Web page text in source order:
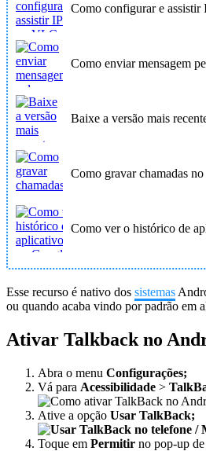
Como configurar e
Como enviar mensagem
Baixe a versão mais
Como gravar chamadas
Como ver o histórico de
Esse recurso é nativo dos sistemas
ou quando acaba vindo por padrão em
Ativar Talkback no
Abra o menu Configurações;
Vá para Acessibilidade >
Ative a opção Usar TalkBack;
Toque em Permitir no pop-up